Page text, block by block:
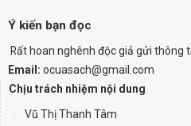
Ý kiến bạn đọc
Rất hoan nghênh độc giả gửi thông
Email: ocuasach@gmail.com
Chịu trách nhiệm nội dung
Vũ Thị Thanh Tâm